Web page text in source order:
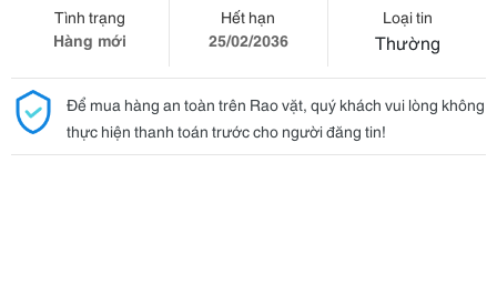
Tình trạng
Hàng mới
Hết hạn
25/02/2036
Loại tin
Thường
Để mua hàng an toàn trên Rao vặt, quý khách vui lòng không
thực hiện thanh toán trước cho người đăng tin!